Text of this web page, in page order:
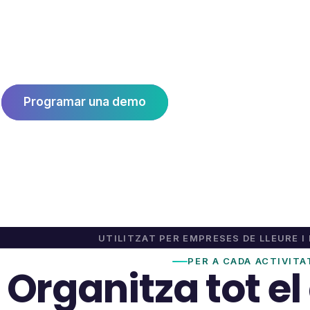
clubs,
AMPES
acadèmies
Programar una demo
UTILITZAT PER EMPRESES DE LLEURE I
PER A CADA
Organitza tot